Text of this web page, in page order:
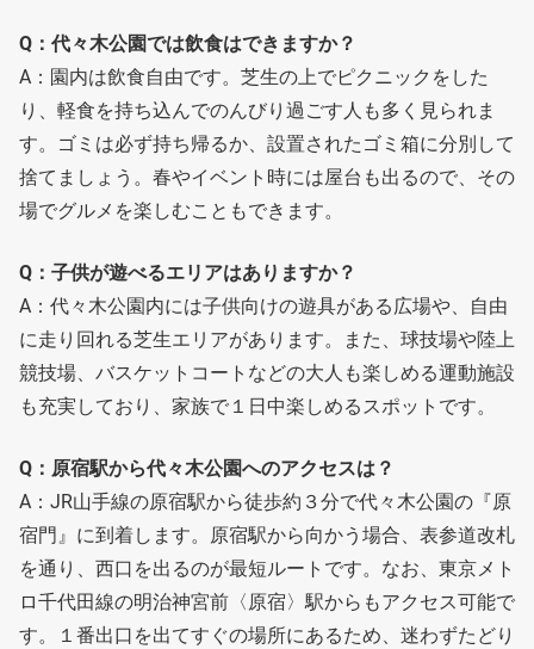
Q：代々木公園では飲食はできますか？
A：園内は飲食自由です。芝生の上でピクニックをした
り、軽食を持ち込んでのんびり過ごす人も多く見られま
す。ゴミは必ず持ち帰るか、設置されたゴミ箱に分別して
捨てましょう。春やイベント時には屋台も出るので、その
場でグルメを楽しむこともできます。
Q：子供が遊べるエリアはありますか？
A：代々木公園内には子供向けの遊具がある広場や、自由
に走り回れる芝生エリアがあります。また、球技場や陸上
競技場、バスケットコートなどの大人も楽しめる運動施設
も充実しており、家族で１日中楽しめるスポットです。
Q：原宿駅から代々木公園へのアクセスは？
A：JR山手線の原宿駅から徒歩約３分で代々木公園の『原
宿門』に到着します。原宿駅から向かう場合、表参道改札
を通り、西口を出るのが最短ルートです。なお、東京メト
ロ千代田線の明治神宮前〈原宿〉駅からもアクセス可能で
す。１番出口を出てすぐの場所にあるため、迷わずたどり